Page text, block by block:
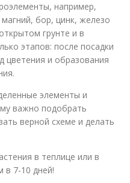
например,
бор, цинк, железо
грунте и в
этапов: после посадки
цветения и образования
элементы и
важно подобрать
верной схеме и делать
в теплице или в
в 7-10 дней!